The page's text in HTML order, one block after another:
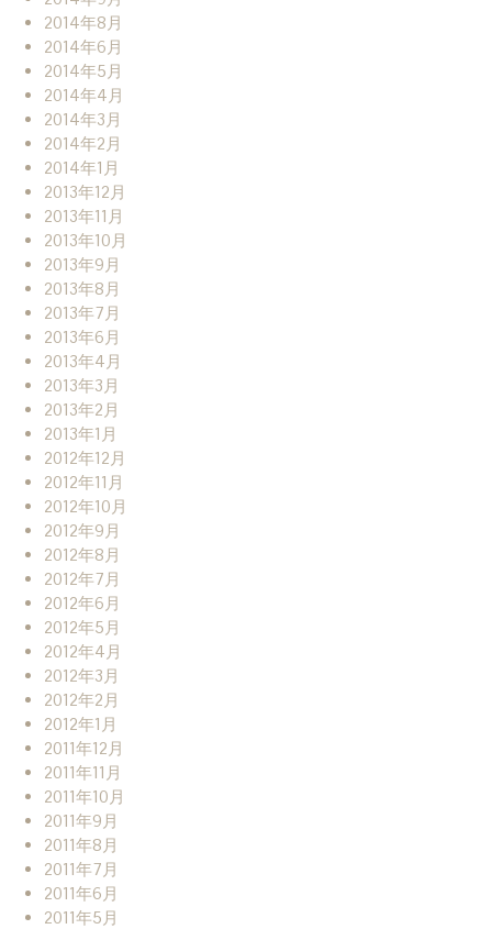
2014年8月
2014年6月
2014年5月
2014年4月
2014年3月
2014年2月
2014年1月
2013年12月
2013年11月
2013年10月
2013年9月
2013年8月
2013年7月
2013年6月
2013年4月
2013年3月
2013年2月
2013年1月
2012年12月
2012年11月
2012年10月
2012年9月
2012年8月
2012年7月
2012年6月
2012年5月
2012年4月
2012年3月
2012年2月
2012年1月
2011年12月
2011年11月
2011年10月
2011年9月
2011年8月
2011年7月
2011年6月
2011年5月